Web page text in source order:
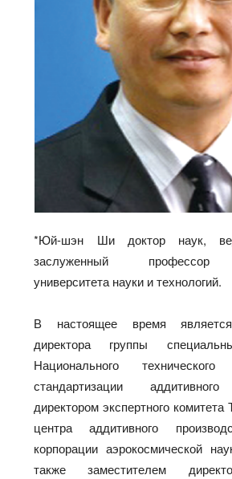
*Юй-шэн Ши доктор наук,
заслуженный профессор
университета науки и технологий.
В настоящее время
директора группы
Национального
стандартизации аддитивного
директором экспертного комитета
центра аддитивного
корпорации аэрокосмической
также заместителем